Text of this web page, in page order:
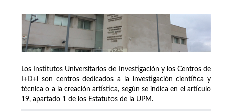
Los Institutos Universitarios de Investigación y los Centros de
I+D+i son centros dedicados a la investigación científica y
técnica o a la creación artística, según se indica en el artículo
19, apartado 1 de los Estatutos de la UPM.